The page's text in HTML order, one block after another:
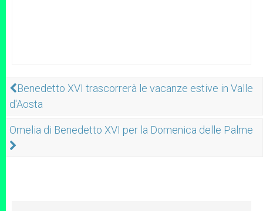
Benedetto XVI trascorrerà le vacanze estive in Valle
d'Aosta
Omelia di Benedetto XVI per la Domenica delle Palme